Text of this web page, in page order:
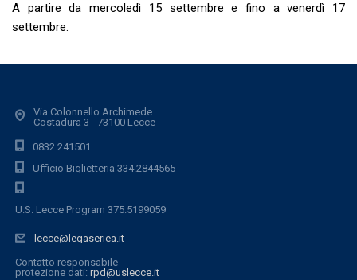
A partire da mercoledì 15 settembre e fino a venerdì 17
settembre.
Via Colonnello Archimede
Costadura 3 - 73100 Lecce
0832.241501
Ufficio Biglietteria 334.2844565
U.S. Lecce Program 375.5199059
lecce@legaseriea.it
Contatto responsabile
protezione dati: rpd@uslecce.it